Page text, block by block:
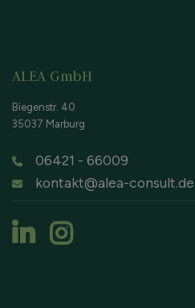
ALEA GmbH
Biegenstr. 40
35037 Marburg
06421 - 66009
kontakt@alea-consult.de